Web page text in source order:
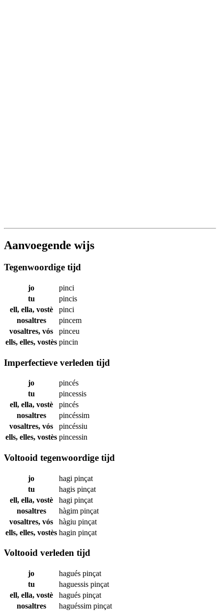
Aanvoegende wijs
Tegenwoordige tijd
jo
pinci
tu
pincis
ell, ella, vostè
pinci
nosaltres
pincem
vosaltres, vós
pinceu
ells, elles, vostès pincin
Imperfectieve verleden tijd
jo
pincés
tu
pincessis
ell, ella, vostè
pincés
nosaltres
pincéssim
vosaltres, vós
pincéssiu
ells, elles, vostès pincessin
Voltooid tegenwoordige tijd
jo hagi pinçat
tu
hagis pinçat
ell, ella, vostè
hagi pinçat
nosaltres
hàgim pinçat
vosaltres, vós
hàgiu pinçat
ells, elles, vostès hagin pinçat
Voltooid verleden tijd
jo hagués pinçat
tu
haguessis pinçat
ell, ella, vostè
hagués pinçat
nosaltres
haguéssim pinçat